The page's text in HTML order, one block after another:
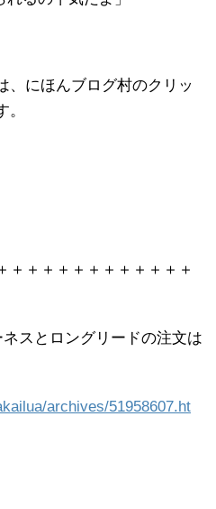
、にほんブログ村のクリッ
＋＋＋＋＋＋＋＋＋＋＋＋
スとロングリードの注文は
archives/51958607.ht